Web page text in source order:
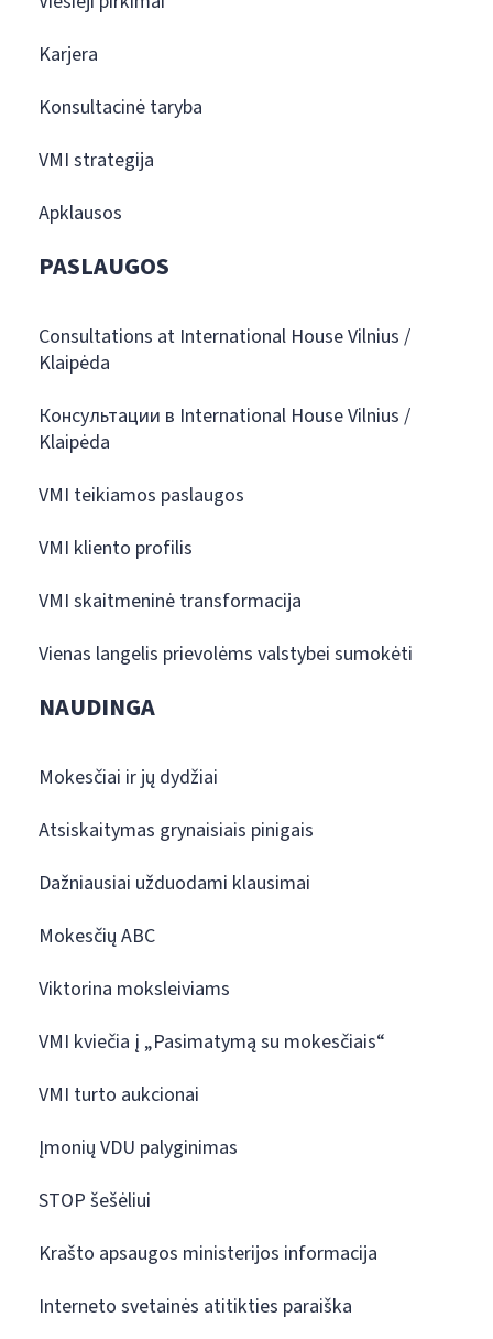
Karjera
Konsultacinė taryba
VMI strategija
Apklausos
PASLAUGOS
Consultations at International House Vilnius /
Klaipėda
Консультации в International House Vilnius /
Klaipėda
VMI teikiamos paslaugos
VMI kliento profilis
VMI skaitmeninė transformacija
Vienas langelis prievolėms valstybei sumokėti
NAUDINGA
Mokesčiai ir jų dydžiai
Atsiskaitymas grynaisiais pinigais
Dažniausiai užduodami klausimai
Mokesčių ABC
Viktorina moksleiviams
VMI kviečia į „Pasimatymą su mokesčiais“
VMI turto aukcionai
Įmonių VDU palyginimas
STOP šešėliui
Krašto apsaugos ministerijos informacija
Interneto svetainės atitikties paraiška